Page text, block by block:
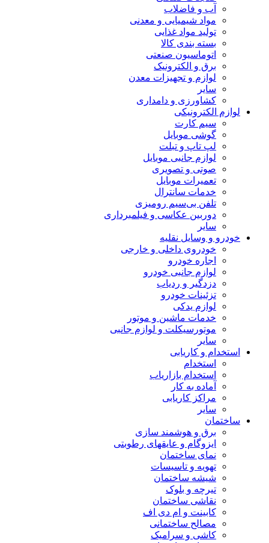
آب و فاضلاب
مواد شیمیایی و معدنی
تولید مواد غذایی
بسته بندی کالا
اتوماسیون صنعتی
برق و الکترونیک
لوازم و تجهیزات معدن
سایر
کشاورزی و دامداری
لوازم الکترونیکی
سیم کارت
گوشی موبایل
لپ تاپ و تبلت
لوازم جانبی موبایل
صوتی و تصویری
تعمیرات موبایل
خدمات سانترال
تلفن بی‌سیم رومیزی
دوربین عکاسی و فیلمبرداری
سایر
خودرو و وسایل نقلیه
خودروی داخلی و خارجی
اجاره خودرو
لوازم جانبی خودرو
دزدگیر و ردیاب
تزئینات خودرو
لوازم یدکی
خدمات ماشین و موتور
موتورسیکلت و لوازم جانبی
سایر
استخدام و کاریابی
استخدام
استخدام بازاریاب
آماده به کار
مراکز کاریابی
سایر
ساختمان
برق و هوشمند سازی
ایزوگام و عایقهای رطوبتی
نمای ساختمان
تهویه و تاسیسات
شیشه ساختمان
تیرچه و بلوک
نقاشی ساختمان
کابینت و ام دی اف
مصالح ساختمانی
کاشی و سرامیک